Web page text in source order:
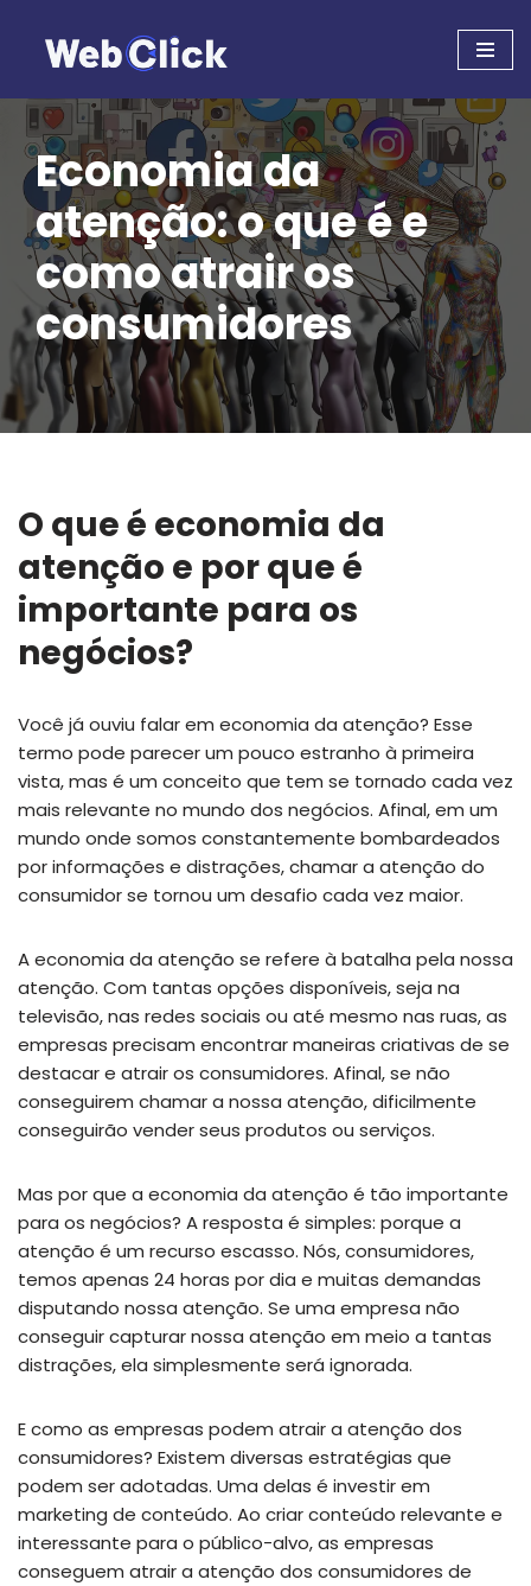
Pular
conteúdo
Economia da
atenção: o que é e
como atrair os
consumidores
O que é economia da
atenção e por que é
importante para os
negócios?
Você já ouviu falar em economia da atenção? Esse
termo pode parecer um pouco estranho à primeira
vista, mas é um conceito que tem se tornado cada vez
mais relevante no mundo dos negócios. Afinal, em um
mundo onde somos constantemente bombardeados
por informações e distrações, chamar a atenção do
consumidor se tornou um desafio cada vez maior.
A economia da atenção se refere à batalha pela nossa
atenção. Com tantas opções disponíveis, seja na
televisão, nas redes sociais ou até mesmo nas ruas, as
empresas precisam encontrar maneiras criativas de se
destacar e atrair os consumidores. Afinal, se não
conseguirem chamar a nossa atenção, dificilmente
conseguirão vender seus produtos ou serviços.
Mas por que a economia da atenção é tão importante
para os negócios? A resposta é simples: porque a
atenção é um recurso escasso. Nós, consumidores,
temos apenas 24 horas por dia e muitas demandas
disputando nossa atenção. Se uma empresa não
conseguir capturar nossa atenção em meio a tantas
distrações, ela simplesmente será ignorada.
E como as empresas podem atrair a atenção dos
consumidores? Existem diversas estratégias que
podem ser adotadas. Uma delas é investir em
marketing de conteúdo. Ao criar conteúdo relevante e
interessante para o público-alvo, as empresas
conseguem atrair a atenção dos consumidores de